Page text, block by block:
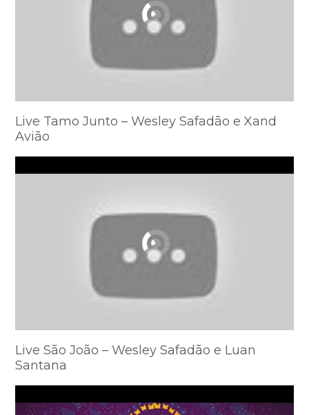
Live Tamo Junto – Wesley Safadão e Xand
Avião
Live São João – Wesley Safadão e Luan
Santana